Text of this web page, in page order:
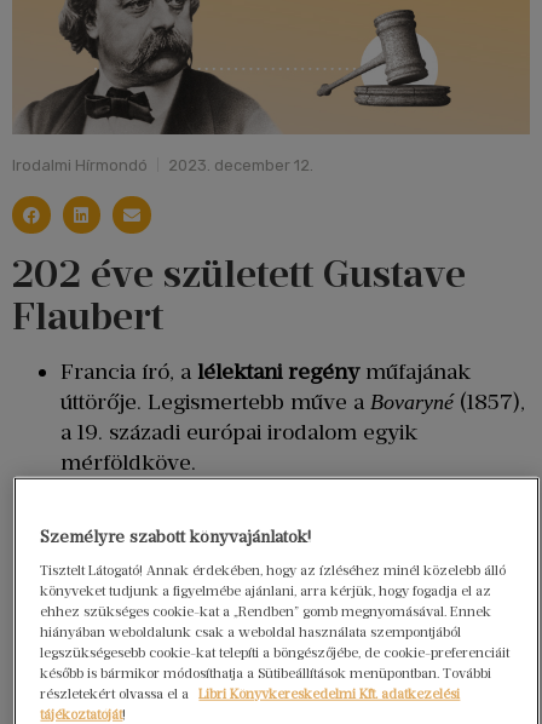
Irodalmi Hírmondó 2023. december 12.
202 éve született Gustave
Flaubert
Francia író, a lélektani regényműfajának
úttörője. Legismertebb műve a Bovaryné(1857),
a 19. századi európai irodalom egyik
mérföldköve.
meg folytatásos formában. A főhős – Emma
Bovary – a korban
viselkedésemiatt Flaubert-t és az újságot is
perbe fogta a francia állam cenzori hivatala, de
a vádat mindössze egyetlen meghallgatás után
ejtették. Flaubert a regény első önálló
kiadásában külön oldalt szentelt egy,
Személyre szabott könyvajánlatok!
Tisztelt Látogató! Annak érdekében, hogy az ízléséhez minél közelebb álló
könyveket tudjunk a figyelmébe ajánlani, arra kérjük, hogy fogadja el az
ehhez szükséges cookie-kat a „Rendben” gomb megnyomásával. Ennek
hiányában weboldalunk csak a weboldal használata szempontjából
legszükségesebb cookie-kat telepíti a böngészőjébe, de cookie-preferenciáit
később is bármikor módosíthatja a Sütibeállítások menüpontban. További
részletekért olvassa el a
Libri Könyvkereskedelmi Kft. adatkezelési
tájékoztatóját!